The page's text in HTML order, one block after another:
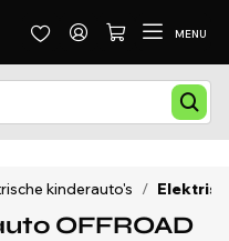
MENU
kinderauto's /
OFFROAD